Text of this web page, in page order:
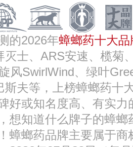
的2026年蟑螂药十大
灭士、ARS安速、榄菊
风SwirlWind、绿叶
斯夫等，上榜蟑螂药十
好或知名度高、有实
想知道什么牌子的蟑
蟑螂药品牌主要属于商